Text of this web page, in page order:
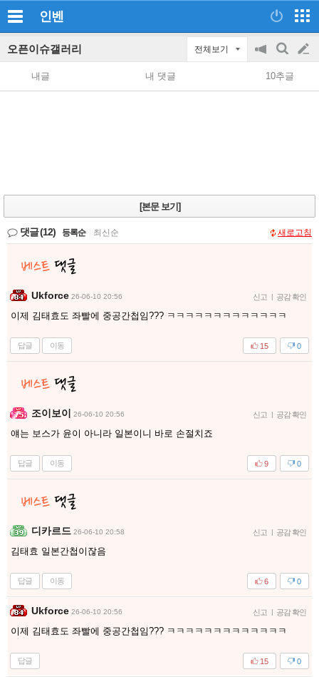
인벤
오픈이슈갤러리 전체보기
공
지
on/off
검
색
글
쓰
내글 내 댓글 10추글
[본문 보기]
댓글(12) 등록순 최신순 새로고침
Ukforce 26-06-10 20:56 신고 | 공감 확인
이제 김태효도 좌빨에 중공간첩임??? ㅋㅋㅋㅋㅋㅋㅋㅋㅋㅋㅋㅋㅋ
답글 이동 0
15
조이보이 26-06-10 20:56 신고 | 공감 확인
얘는 보스가 윤이 아니라 일본이니 바로 손절치죠
답글 이동 0
9
디카르드 26-06-10 20:58 신고 | 공감 확인
김태효 일본간첩이잖음
답글 이동 0
6
Ukforce 26-06-10 20:56 신고 | 공감 확인
이제 김태효도 좌빨에 중공간첩임??? ㅋㅋㅋㅋㅋㅋㅋㅋㅋㅋㅋㅋㅋ
답글 0
15